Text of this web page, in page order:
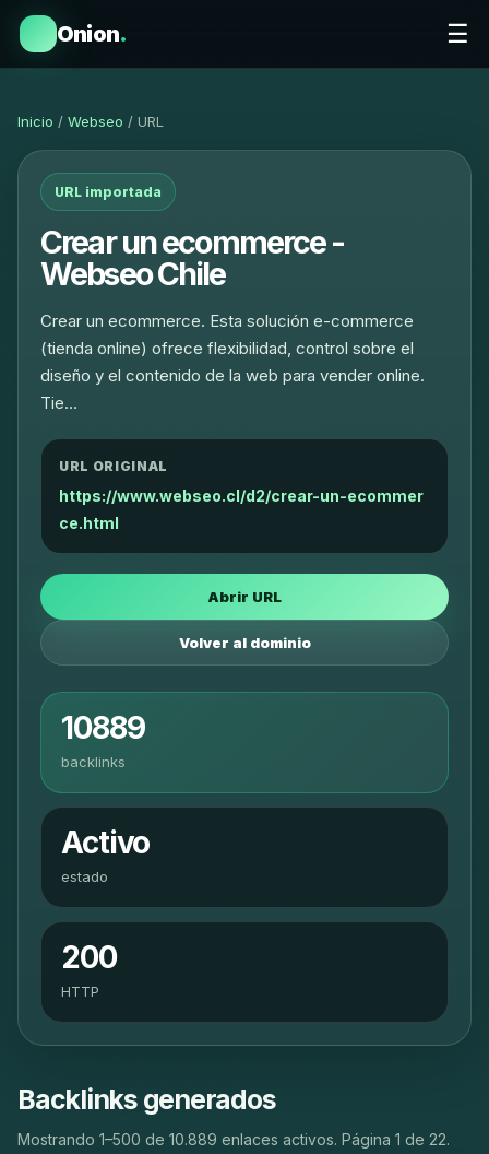
Onion. ☰
Inicio / Webseo / URL
URL importada
Crear un ecommerce -
Webseo Chile
Crear un ecommerce. Esta solución e-commerce
(tienda online) ofrece flexibilidad, control sobre el
diseño y el contenido de la web para vender online.
Tie…
URL ORIGINAL
https://www.webseo.cl/d2/crear-un-ecommer
ce.html
Abrir URL
Volver al dominio
10889
backlinks
Activo
estado
200
HTTP
Backlinks generados
Mostrando 1–500 de 10.889 enlaces activos. Página 1 de 22.